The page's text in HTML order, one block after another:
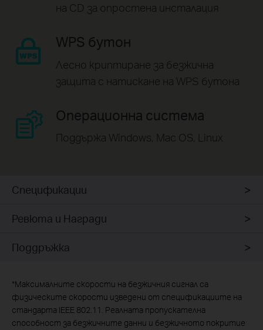
на CD за опростена инсталация
WPS бутон
Лесно криптиране за безжична
защита с натискане на WPS бутона
Операционна система
Поддържа Windows, Mac OS, Linux
Спецификации
Ревюта и Награди
Поддръжка
*Максималните скорости на безжичния сигнал са
физическите скорости изведени от спецификациите на
стандарта IEEE 802.11. Реалната пропускателна
способност за безжичните данни и безжичното покритие